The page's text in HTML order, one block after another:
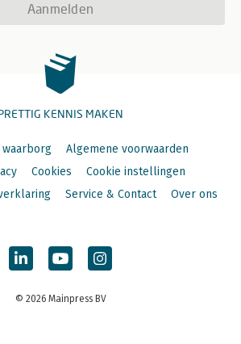
Aanmelden
KENNIS MAKEN
Algemene voorwaarden
Cookies
Cookie instellingen
Service & Contact Over ons
© 2026 Mainpress BV